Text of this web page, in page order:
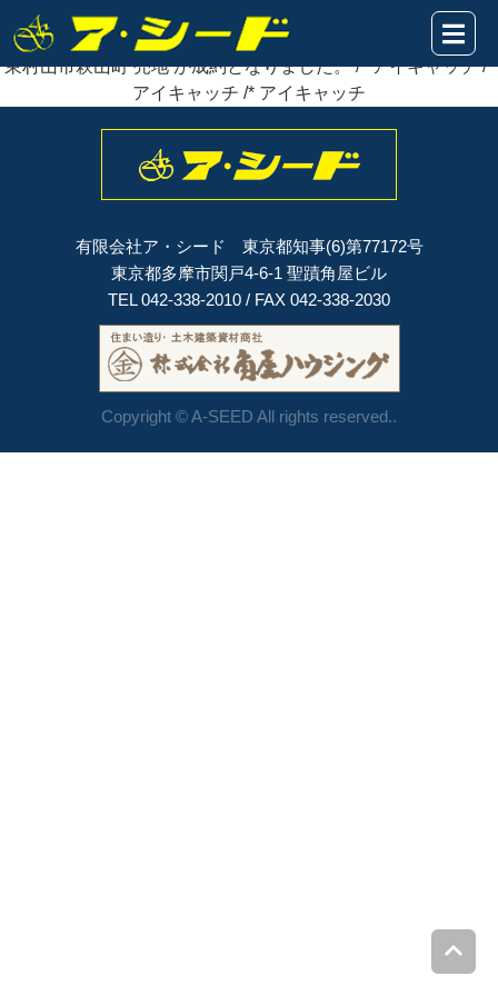
2024年05月18日
東村山市萩山町 売地 が成約
東村山市萩山町 売地 が成約となりました。 /* アイキャッチ /*
アイキャッチ /* アイキャッチ
有限会社ア・シード 東京都知事(6)第77172号
東京都多摩市関戸4-6-1 聖蹟角屋ビル
TEL 042-338-2010 / FAX 042-338-2030
Copyright © A-SEED All rights reserved..